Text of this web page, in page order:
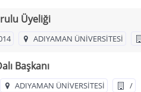
Üyeliği
ADIYAMAN ÜNİVERSİTESİ
Başkanı
ADIYAMAN ÜNİVERSİTESİ /